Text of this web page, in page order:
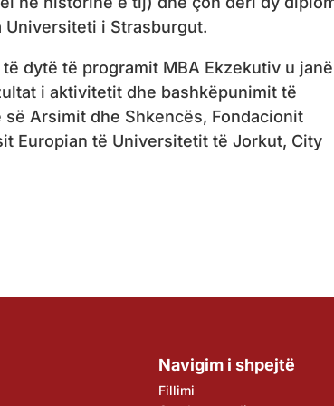
Universiteti i Strasburgut.
dytë të programit MBA Ekzekutiv u janë
i aktivitetit dhe bashkëpunimit të
Arsimit dhe Shkencës, Fondacionit
Europian të Universitetit të Jorkut, City
Navigim i shpejtë
Fillimi